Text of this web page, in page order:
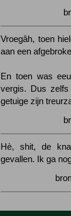
Vroegâh, toen
aan een
En toen was
vergis. Dus
getuige zijn
Hè, shit, de
gevallen. Ik ga